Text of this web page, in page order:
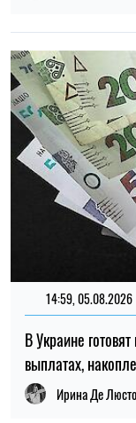
14:59, 05.08.2026
В Украине
выплатах,
Ирина Де Люсто